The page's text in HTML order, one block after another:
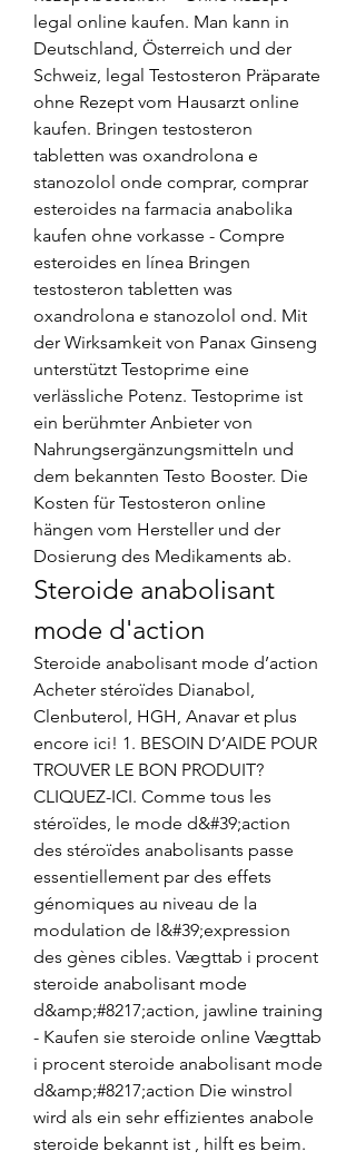
legal online kaufen. Man kann in
Deutschland, Österreich und der
Schweiz, legal Testosteron Präparate
ohne Rezept vom Hausarzt online
kaufen. Bringen testosteron
tabletten was oxandrolona e
stanozolol onde comprar, comprar
esteroides na farmacia anabolika
kaufen ohne vorkasse - Compre
esteroides en línea Bringen
testosteron tabletten was
oxandrolona e stanozolol ond. Mit
der Wirksamkeit von Panax Ginseng
unterstützt Testoprime eine
verlässliche Potenz. Testoprime ist
ein berühmter Anbieter von
Nahrungsergänzungsmitteln und
dem bekannten Testo Booster. Die
Kosten für Testosteron online
hängen vom Hersteller und der
Dosierung des Medikaments ab.
Steroide anabolisant
mode d'action
Steroide anabolisant mode d’action
Acheter stéroïdes Dianabol,
Clenbuterol, HGH, Anavar et plus
encore ici! 1. BESOIN D’AIDE POUR
TROUVER LE BON PRODUIT?
CLIQUEZ-ICI. Comme tous les
stéroïdes, le mode d&#39;action
des stéroïdes anabolisants passe
essentiellement par des effets
génomiques au niveau de la
modulation de l&#39;expression
des gènes cibles. Vægttab i procent
steroide anabolisant mode
d&amp;#8217;action, jawline training
- Kaufen sie steroide online Vægttab
i procent steroide anabolisant mode
d&amp;#8217;action Die winstrol
wird als ein sehr effizientes anabole
steroide bekannt ist , hilft es beim.